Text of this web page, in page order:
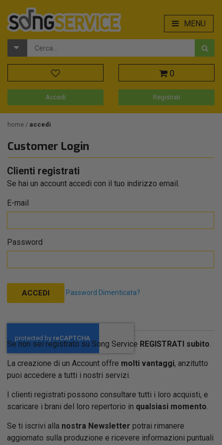
MENU
0
Accedi Registrati
home accedi
Customer Login
Clienti registrati
Se hai un account accedi con il tuo indirizzo email.
E-mail
Password
ACCEDI Password Dimenticata?
Se non sei registrato su Song Service REGISTRATI subito.
La creazione di un Account offre molti vantaggi, anzitutto
puoi accedere a tutti i nostri servizi.
I clienti registrati possono consultare tutti i loro acquisti, e
scaricare i brani del loro repertorio in qualsiasi momento.
Se ti iscrivi alla nostra Newsletter potrai rimanere
aggiornato sulla produzione e ricevere informazioni puntuali